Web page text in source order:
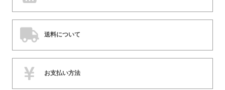
送料について
お支払い方法